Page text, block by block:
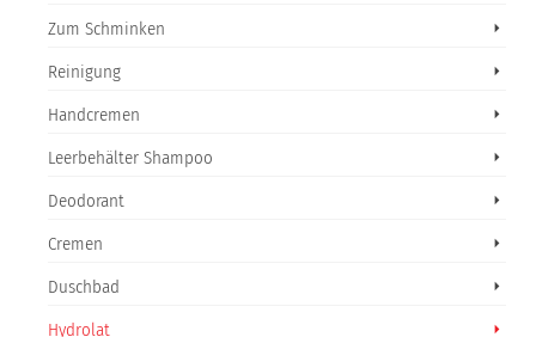
Zum Schminken
Reinigung
Handcremen
Leerbehälter Shampoo
Deodorant
Cremen
Duschbad
Hydrolat